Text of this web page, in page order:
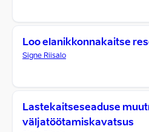
Loo elanikkonnakaitse
Signe Riisalo
Lastekaitseseaduse
väljatöötamiskavatsus